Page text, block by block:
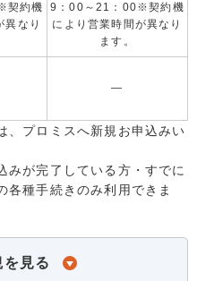
契約機
異なり
9：00～21：00※契約機
により営業時間が異なり
ます。
―
プロミスへ新規お申込みい
みが完了している方・すでに
各種手続きのみ利用できま
を見る